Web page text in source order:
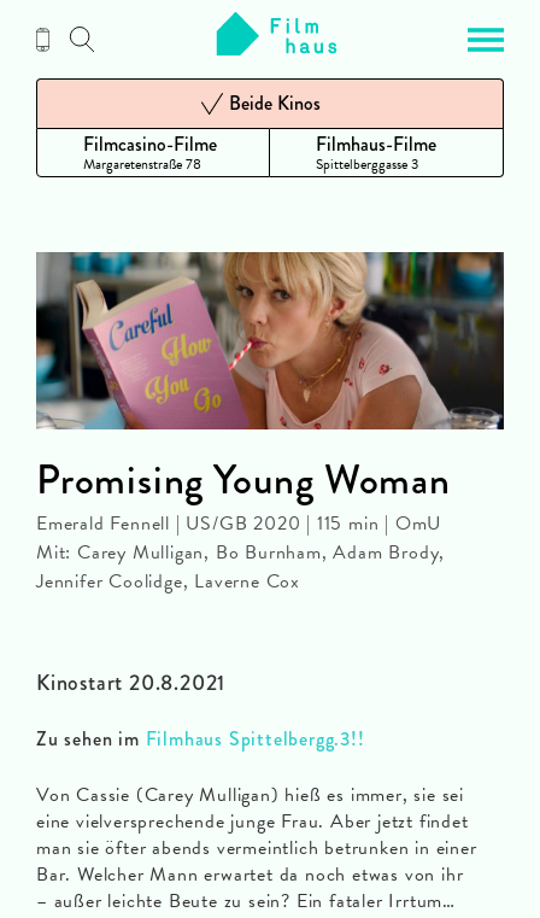
Inhalt
Filmcasino-Filme
Margaretenstraße 78
Beide Kinos
Filmhaus-Filme
Spittelberggasse 3
Kinostart 20.8.2021
Zu sehen im Filmhaus Spittelbergg.3!!
Von Cassie (Carey Mulligan) hieß es immer, sie sei
eine vielversprechende junge Frau. Aber jetzt findet
man sie öfter abends vermeintlich betrunken in einer
Bar. Welcher Mann erwartet da noch etwas von ihr
– außer leichte Beute zu sein? Ein fataler Irrtum…
Promising Young Woman
Emerald Fennell | US/GB 2020 | 115 min | OmU
Mit: Carey Mulligan, Bo Burnham, Adam Brody,
Jennifer Coolidge, Laverne Cox